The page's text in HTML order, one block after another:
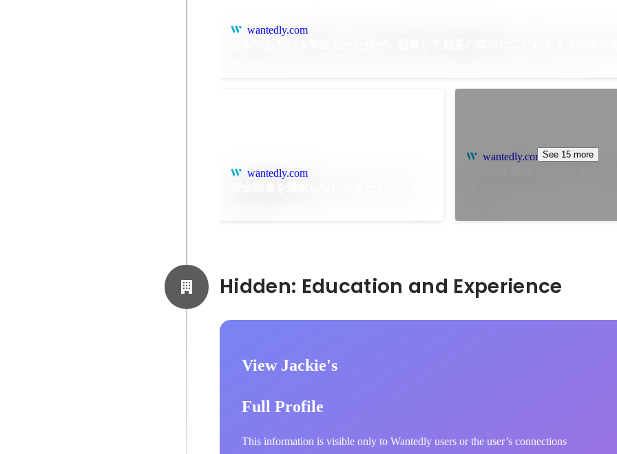
wantedly.com
wantedly.com
wantedly.comSee 15 more
View Jackie's
Full Profile
This information is visible only to Wantedly users or the user’s connections